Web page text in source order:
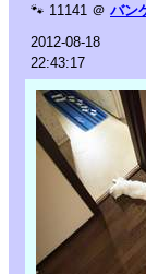
🐾 11141 ＠ バン
2012-08-18
22:43:17